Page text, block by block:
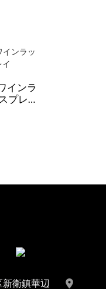
インラ
プレ
衛鎮華辺